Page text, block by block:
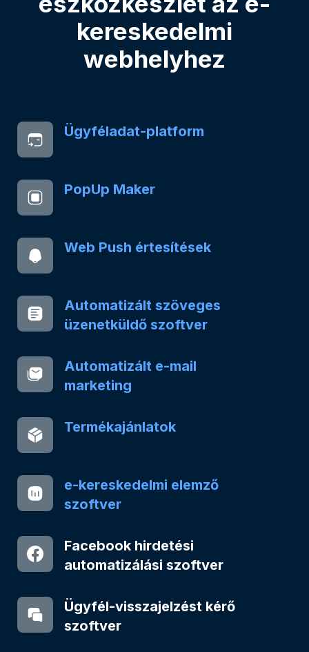
kereskedelmi
webhelyhez
Ügyféladat-platform
PopUp Maker
Web Push értesítések
Automatizált szöveges
üzenetküldő szoftver
Automatizált e-mail
marketing
Termékajánlatok
e-kereskedelmi elemző
szoftver
Facebook hirdetési
automatizálási szoftver
Ügyfél-visszajelzést kérő
szoftver